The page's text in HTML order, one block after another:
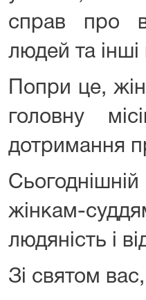
справ про
людей та інші
Попри це,
головну
дотримання
жінкам-
людяність і
Зі святом